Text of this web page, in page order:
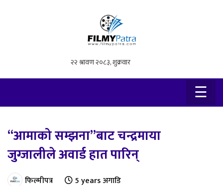
☰
“आमाको सम्झना”बाट चन्द्रमाया
जुग्जालीले अवार्ड हात पारिन्
फिल्मीपत्र 5 years अगाडि